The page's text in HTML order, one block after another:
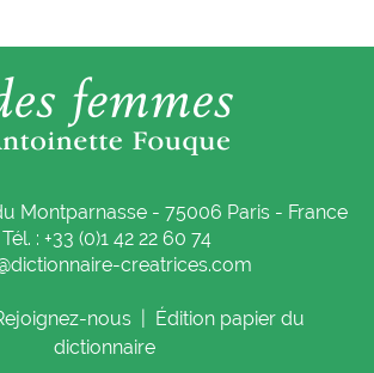
Montparnasse - 75006 Paris - France
Tél. : +33 (0)1 42 22 60 74
creatrices.com
nous |
Édition papier du
dictionnaire